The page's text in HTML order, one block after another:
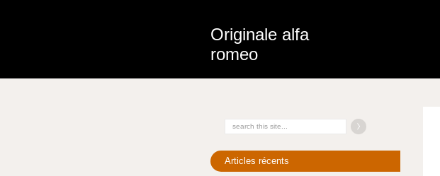
Originale alfa
romeo
Articles récents